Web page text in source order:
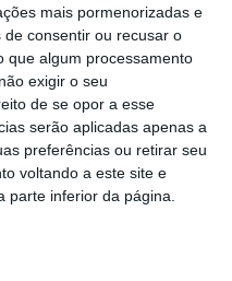
mais pormenorizadas e
consentir ou recusar o
que algum processamento
exigir o seu
de se opor a esse
serão aplicadas apenas a
preferências ou retirar seu
voltando a este site e
parte inferior da página.
da
para o quarto
entrega “faseada”
da Metro do
da chegada dos